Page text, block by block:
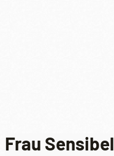
Frau Sensibel